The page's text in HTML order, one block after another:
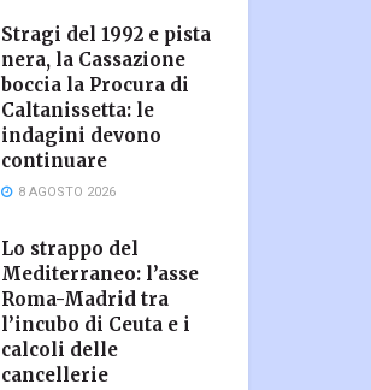
Stragi del 1992 e pista
nera, la Cassazione
boccia la Procura di
Caltanissetta: le
indagini devono
continuare
8 AGOSTO 2026
Lo strappo del
Mediterraneo: l’asse
Roma-Madrid tra
l’incubo di Ceuta e i
calcoli delle
cancellerie